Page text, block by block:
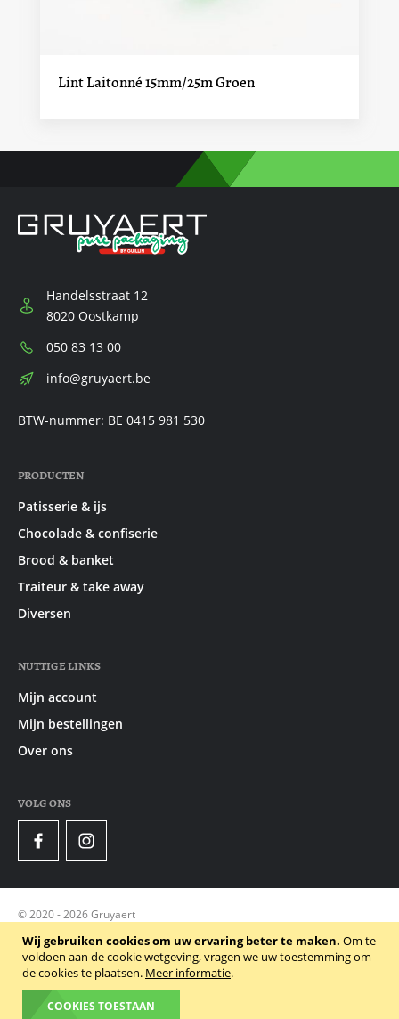
Wij gebruiken cookies om uw ervaring beter te maken. Om te
voldoen aan de cookie wetgeving, vragen we uw toestemming om
de cookies te plaatsen. Meer informatie.
COOKIES TOESTAAN
Lint Laitonné 15mm/25m Groen
Handelsstraat 12
8020 Oostkamp
Telefoon:
050 83 13 00
E-
info@gruyaert.be
BTW-nummer: BE 0415 981 530
PRODUCTEN
Patisserie & ijs
Chocolade & confiserie
Brood & banket
Traiteur & take away
Diversen
NUTTIGE LINKS
Mijn account
Mijn bestellingen
Over ons
VOLG ONS
FacebookInstagram
© 2020 - 2026 Gruyaert
Privacy Policy
Algemene voorwaarden
Powered by Dynamate